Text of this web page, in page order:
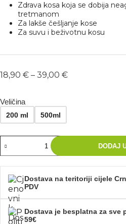
Zdrava kosa koja se dobija
tretmanom
Za lakše češljanje kose
Za suvu i beživotnu kosu
18,90 € – 39,00 €
Veličina
200 ml 500ml
DODAJ
Dostava na teritoriji cijele
PDV
Dostava je besplatna za sve
59€